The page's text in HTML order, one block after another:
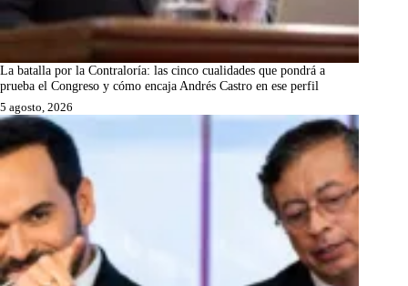
La batalla por la Contraloría: las cinco cualidades que pondrá a
prueba el Congreso y cómo encaja Andrés Castro en ese perfil
5 agosto, 2026